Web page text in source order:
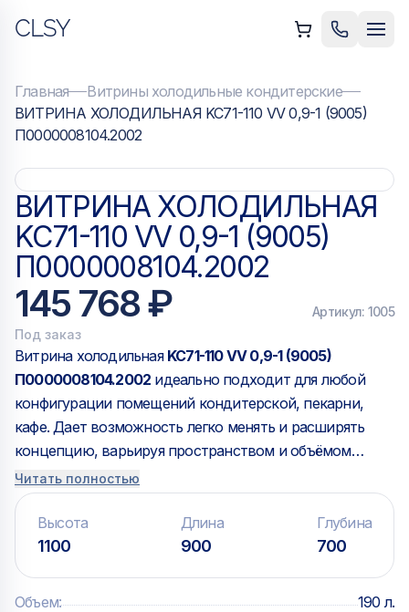
CLSY Позвонить
меню
Главная
Витрины холодильные кондитерские
ВИТРИНА ХОЛОДИЛЬНАЯ KC71-110 VV 0,9-1 (9005)
П0000008104.2002
ВИТРИНА ХОЛОДИЛЬНАЯ
KC71-110 VV 0,9-1 (9005)
П0000008104.2002
145 768 ₽ Артикул: 1005
Под заказ
Витрина холодильная KC71-110 VV 0,9-1 (9005)
П0000008104.2002 идеально подходит для любой
конфигурации помещений кондитерской, пекарни,
кафе. Дает возможность легко менять и расширять
концепцию, варьируя пространством и объёмом
экспозиции продуктов. Ровные грани стеклопакетов и
отсутствие соединительных планок во внешнем
контуре остекления придают витринам легкость и
эффект бесконечности.
Особенности:
— Компрессор европейского производства
Читать полностью
Высота
1100
Длина
900
Глубина
700
Объем: 190 л.